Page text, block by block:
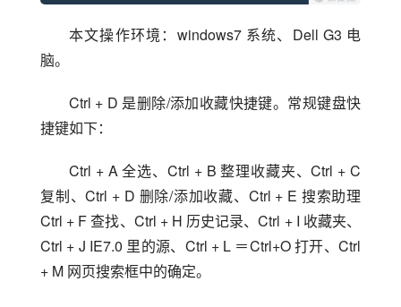
本文操作环境：windows7 系统、Dell G3 电
脑。
Ctrl + D 是删除/添加收藏快捷键。常规键盘快
捷键如下：
Ctrl + A 全选、Ctrl + B 整理收藏夹、Ctrl + C
复制、Ctrl + D 删除/添加收藏、Ctrl + E 搜索助理
Ctrl + F 查找、Ctrl + H 历史记录、Ctrl + I 收藏夹、
Ctrl + J IE7.0 里的源、Ctrl + L ＝Ctrl+O 打开、Ctrl
+ M 网页搜索框中的确定。